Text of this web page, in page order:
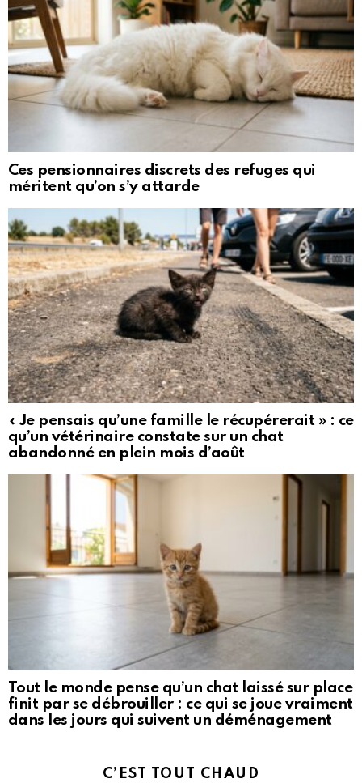
Ces pensionnaires discrets des refuges qui
méritent qu’on s’y attarde
« Je pensais qu’une famille le récupérerait » : ce
qu’un vétérinaire constate sur un chat
abandonné en plein mois d’août
Tout le monde pense qu’un chat laissé sur place
finit par se débrouiller : ce qui se joue vraiment
dans les jours qui suivent un déménagement
C’EST TOUT CHAUD